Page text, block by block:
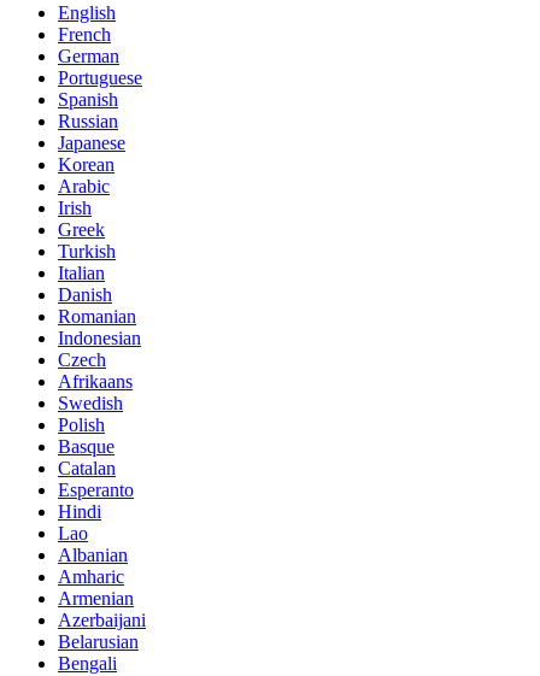
English
French
German
Portuguese
Spanish
Russian
Japanese
Korean
Arabic
Irish
Greek
Turkish
Italian
Danish
Romanian
Indonesian
Czech
Afrikaans
Swedish
Polish
Basque
Catalan
Esperanto
Hindi
Lao
Albanian
Amharic
Armenian
Azerbaijani
Belarusian
Bengali